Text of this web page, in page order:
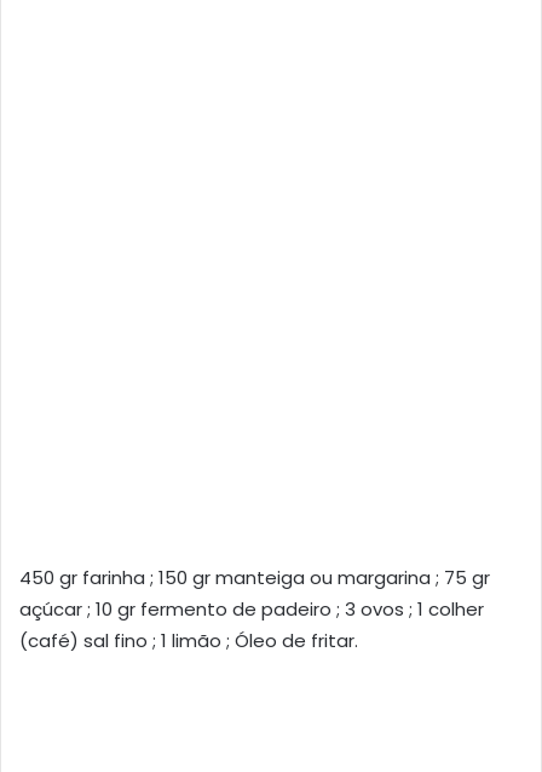
450 gr farinha ; 150 gr manteiga ou margarina ; 75 gr
açúcar ; 10 gr fermento de padeiro ; 3 ovos ; 1 colher
(café) sal fino ; 1 limão ; Óleo de fritar.